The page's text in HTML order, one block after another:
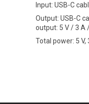
Input: USB-C
Output: USB-C
output: 5 V / 3 A
Total power: 5 V,